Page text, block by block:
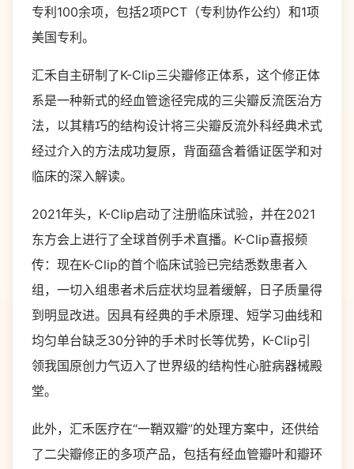
专利100余项，包括2项PCT（专利协作公约）和1项
美国专利。
汇禾自主研制了K-Clip三尖瓣修正体系，这个修正体
系是一种新式的经血管途径完成的三尖瓣反流医治方
法，以其精巧的结构设计将三尖瓣反流外科经典术式
经过介入的方法成功复原，背面蕴含着循证医学和对
临床的深入解读。
2021年头，K-Clip启动了注册临床试验，并在2021
东方会上进行了全球首例手术直播。K-Clip喜报频
传：现在K-Clip的首个临床试验已完结悉数患者入
组，一切入组患者术后症状均显着缓解，日子质量得
到明显改进。因具有经典的手术原理、短学习曲线和
均匀单台缺乏30分钟的手术时长等优势，K-Clip引
领我国原创力气迈入了世界级的结构性心脏病器械殿
堂。
此外，汇禾医疗在“一鞘双瓣”的处理方案中，还供给
了二尖瓣修正的多项产品，包括有经血管瓣叶和瓣环